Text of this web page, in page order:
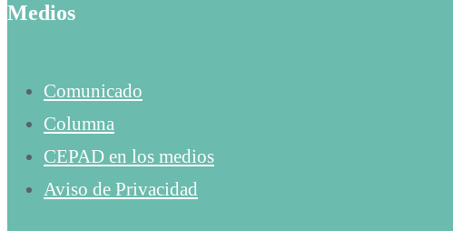
Medios
Comunicado
Columna
CEPAD en los medios
Aviso de Privacidad